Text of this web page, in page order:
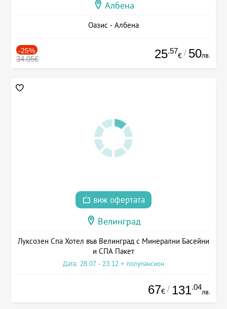
Албена
Оазис - Албена
-25%
34.05€ 25.57
€ / 50лв.
виж офертата
Велинград
Луксозен Спа Хотел във Велинград с Минерални Басейни
и СПА Пакет
Дата: 28.07 - 23.12 + полупансион
67€ / 131.04
лв.